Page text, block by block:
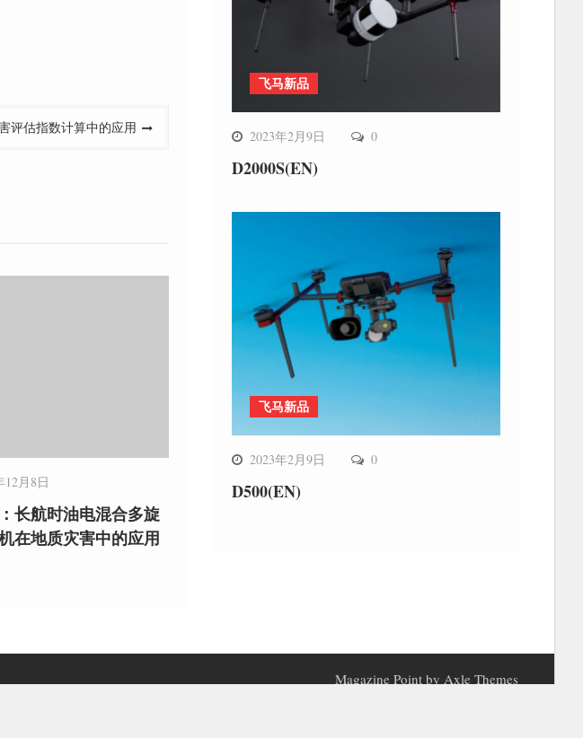
评估指数计算中的应用
12月8日
长航时油电混合多旋
在地质灾害中的应用
飞马新品
2023年2月9日 0
D2000S(EN)
飞马新品
2023年2月9日 0
D500(EN)
Magazine Point by Axle Themes